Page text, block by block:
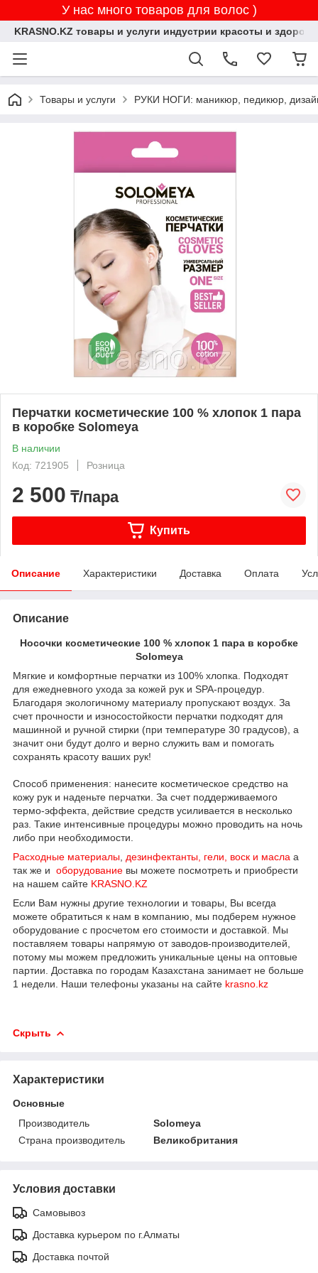
У нас много товаров для волос )
KRASNO.KZ товары и услуги индустрии красоты и
Товары и услуги РУКИ НОГИ: маникюр, педикюр,
Перчатки косметические 100 % хлопок 1 пара
в коробке Solomeya
В наличии
Код: 721905
Розница
2 500 ₸/пара
Купить
Описание Характеристики Доставка Оплата
Описание
Носочки косметические 100 % хлопок 1 пара в коробке
Solomeya
Мягкие и комфортные перчатки из 100% хлопка. Подходят
для ежедневного ухода за кожей рук и SPA-процедур.
Благодаря экологичному материалу пропускают воздух. За
счет прочности и износостойкости перчатки подходят для
машинной и ручной стирки (при температуре 30 градусов), а
значит они будут долго и верно служить вам и помогать
сохранять красоту ваших рук!
Способ применения: нанесите косметическое средство на
кожу рук и наденьте перчатки. За счет поддерживаемого
термо-эффекта, действие средств усиливается в несколько
раз. Такие интенсивные процедуры можно проводить на ночь
либо при необходимости.
Расходные материалы дезинфектанты, гели, воск и масла а
так же и оборудование вы можете посмотреть и приобрести
на нашем сайте KRASNO.KZ
Если Вам нужны другие технологии и товары, Вы всегда
можете обратиться к нам в компанию, мы подберем нужное
оборудование с просчетом его стоимости и доставкой. Мы
поставляем товары напрямую от заводов-производителей,
потому мы можем предложить уникальные цены на оптовые
партии. Доставка по городам Казахстана занимает не больше
1 недели. Наши телефоны указаны на сайте krasno.kz
Скрыть
Характеристики
Основные
Производитель
Solomeya
Страна производитель
Великобритания
Условия доставки
Самовывоз
Доставка курьером по г.Алматы
Доставка почтой